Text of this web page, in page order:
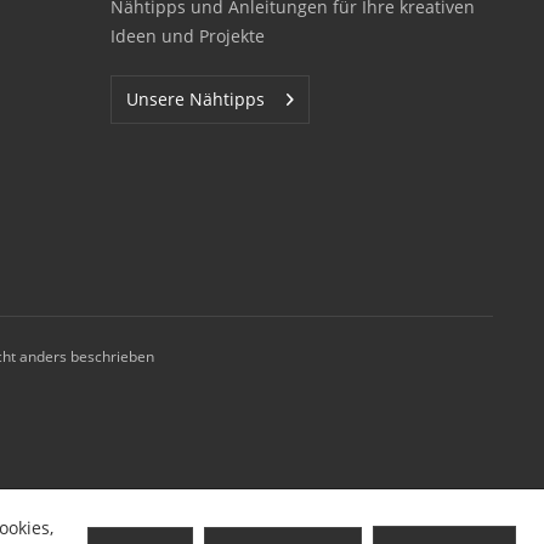
Nähtipps und Anleitungen für Ihre kreativen
Ideen und Projekte
Unsere Nähtipps
anders beschrieben